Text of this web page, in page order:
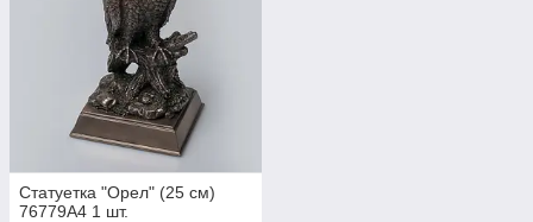
Статуетка "Орел" (25 см)
76779A4 1 шт.